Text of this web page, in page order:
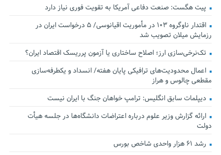
پیت هگست: صنعت دفاعی آمریکا به تقویت فوری نیاز دارد
اقتدار ناوگروه ۱۰۳ در مأموریت‌ اقیانوسی/ ۵ درخواست ایران در
رزمایش میلان تصویب شد
تک‌نرخی‌سازی ارز؛ اصلاح ساختاری یا آزمون پرریسک اقتصاد ایران؟
اعمال محدودیت‌های ترافیکی پایان هفته/ انسداد و یکطرفه‌سازی
مقطعی چالوس و هراز
دیپلمات سابق انگلیس:‌ ترامپ خواهان جنگ با ایران نیست
ارائه گزارش وزیر علوم درباره اعتراضات دانشگاه‌ها در جلسه هیأت
دولت
رشد ۶۱ هزار واحدی شاخص بورس